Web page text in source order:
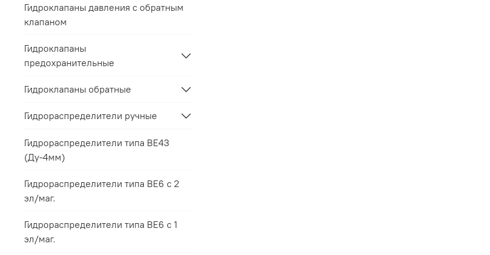
Гидроклапаны давления с обратным
клапаном
Гидроклапаны
предохранительные
Гидроклапаны обратные
Гидрораспределители ручные
Гидрораспределители типа ВЕ43
(Ду-4мм)
Гидрораспределители типа ВЕ6 с 2
эл/маг.
Гидрораспределители типа ВЕ6 с 1
эл/маг.